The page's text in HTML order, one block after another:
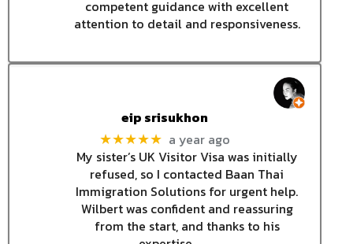
competent guidance with excellent
attention to detail and responsiveness.
eip srisukhon
★★★★★ a year ago
My sister’s UK Visitor Visa was initially
refused, so I contacted Baan Thai
Immigration Solutions for urgent help.
Wilbert was confident and reassuring
from the start, and thanks to his